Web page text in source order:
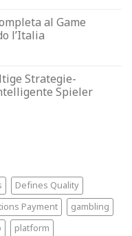
al Game
l’Italia
Strategie-
Spieler
Defines Quality
Payment
gambling
platform